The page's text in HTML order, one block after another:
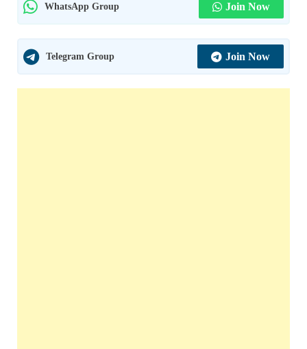
WhatsApp Group Join Now
Telegram Group Join Now